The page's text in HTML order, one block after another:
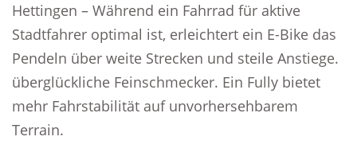
Hettingen – Während ein Fahrrad für aktive
Stadtfahrer optimal ist, erleichtert ein E-Bike das
Pendeln über weite Strecken und steile Anstiege.
überglückliche Feinschmecker. Ein Fully bietet
mehr Fahrstabilität auf unvorhersehbarem
Terrain.